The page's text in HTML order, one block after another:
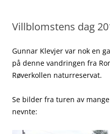
Villblomstens dag
Gunnar Klevjer var nok en
på denne vandringen fra
Røverkollen naturreservat.
Se bilder fra turen av
nevnte: